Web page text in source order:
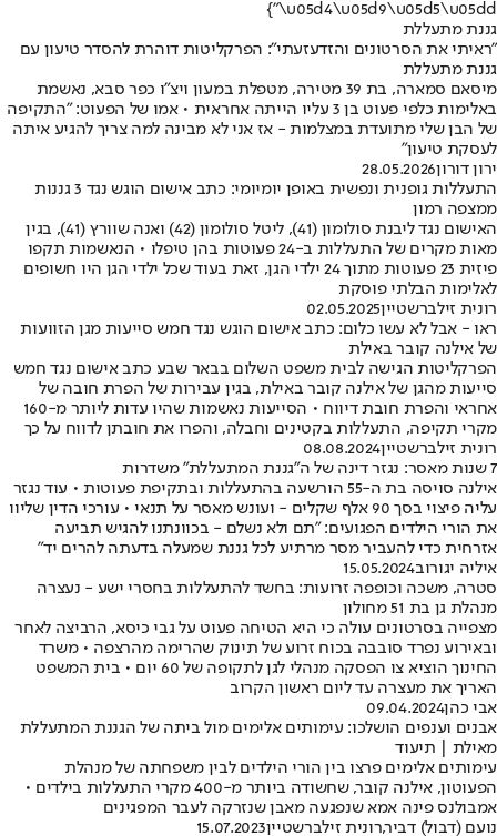
\u05d4\u05d9\u05d5\u05dd"}
גננת מתעללת
"ראיתי את הסרטונים והזדעזעתי": הפרקליטות דוהרת להסדר טיעון עם
גננת מתעללת
מיסאם סמארה, בת 39 מטירה, מטפלת במעון ויצ"ו כפר סבא, נאשמת
באלימות כלפי פעוט בן 3 עליו הייתה אחראית • אמו של הפעוט: "התקיפה
של הבן שלי מתועדת במצלמות - אז אני לא מבינה למה צריך להגיע איתה
לעסקת טיעון"
ירון דורון28.05.2026
התעללות גופנית ונפשית באופן יומיומי: כתב אישום הוגש נגד 3 גננות
ממצפה רמון
האישום נגד ליבנת סולומון (41), ליטל סולומון (42) ואנה שוורץ (41), בגין
מאות מקרים של התעללות ב-24 פעוטות בהן טיפלו • הנאשמות תקפו
פיזית 23 פעוטות מתוך 24 ילדי הגן, זאת בעוד שכל ילדי הגן היו חשופים
לאלימות הבלתי פוסקת
רונית זילברשטיין02.05.2025
ראו - אבל לא עשו כלום: כתב אישום הוגש נגד חמש סייעות מגן הזוועות
של אילנה קובר באילת
הפרקליטות הגישה לבית משפט השלום בבאר שבע כתב אישום נגד חמש
סייעות מהגן של אילנה קובר באילת, בגין עבירות של הפרת חובה של
אחראי והפרת חובת דיווח • הסייעות נאשמות שהיו עדות ליותר מ-160
מקרי תקיפה, התעללות בקטינים וחבלה, והפרו את חובתן לדווח על כך
רונית זילברשטיין08.08.2024
7 שנות מאסר: נגזר דינה של ה"גננת המתעללת" משדרות
אילנה סויסה בת ה-55 הורשעה בהתעללות ובתקיפת פעוטות • עוד נגזר
עליה פיצוי בסך 90 אלף שקלים - ועונש מאסר על תנאי • עורכי הדין שליוו
את הורי הילדים הפגועים: "תם ולא נשלם - בכוונתנו להגיש תביעה
אזרחית כדי להעביר מסר מרתיע לכל גננת שמעלה בדעתה להרים יד"
איליה יגורוב15.05.2024
סטרה, משכה וכופפה זרועות: בחשד להתעללות בחסרי ישע - נעצרה
מנהלת גן בת 51 מחולון
מצפייה בסרטונים עולה כי היא הטיחה פעוט על גבי כיסא, הרביצה לאחר
ובאירוע נפרד סובבה בכוח זרוע של תינוק שהרימה מהרצפה • משרד
החינוך הוציא צו הפסקה מנהלי לגן לתקופה של 60 יום • בית המשפט
האריך את מעצרה עד ליום ראשון הקרוב
אבי כהן09.04.2024
אבנים וענפים הושלכו: עימותים אלימים מול ביתה של הגננת המתעללת
מאילת | תיעוד
עימותים אלימים פרצו בין הורי הילדים לבין משפחתה של מנהלת
הפעוטון, אילנה קובר, שחשודה ביותר מ-400 מקרי התעללות בילדים •
אמבולנס פינה אמא שנפגעה מאבן שנזרקה לעבר המפגינים
נועם (דבול) דביר,רונית זילברשטיין15.07.2023